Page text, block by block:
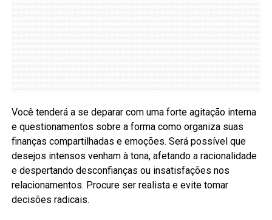
Você tenderá a se deparar com uma forte agitação interna
e questionamentos sobre a forma como organiza suas
finanças compartilhadas e emoções. Será possível que
desejos intensos venham à tona, afetando a racionalidade
e despertando desconfianças ou insatisfações nos
relacionamentos. Procure ser realista e evite tomar
decisões radicais.